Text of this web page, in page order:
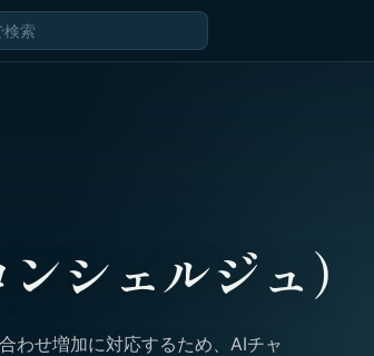
シェルジュ）
わせ増加に対応するため、AIチャ